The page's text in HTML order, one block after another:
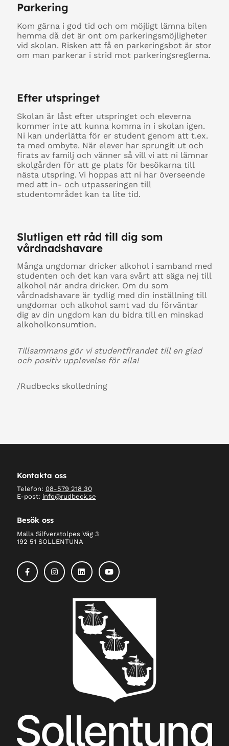
Parkering
Kom gärna i god tid och om möjligt lämna bilen
hemma då det är ont om parkeringsmöjligheter
vid skolan. Risken att få en parkeringsbot är stor
om man parkerar i strid mot parkeringsreglerna.
Efter utspringet
Skolan är låst efter utspringet och eleverna
kommer inte att kunna komma in i skolan igen.
Ni kan underlätta för er student genom att t.ex.
ta med ombyte. När elever har sprungit ut och
firats av familj och vänner så vill vi att ni lämnar
skolgården för att ge plats för besökarna till
nästa utspring. Vi hoppas att ni har överseende
med att in- och utpasseringen till
studentområdet kan ta lite tid.
Slutligen ett råd till dig som
vårdnadshavare
Många ungdomar dricker alkohol i samband med
studenten och det kan vara svårt att säga nej till
alkohol när andra dricker. Om du som
vårdnadshavare är tydlig med din inställning till
ungdomar och alkohol samt vad du förväntar
dig av din ungdom kan du bidra till en minskad
alkoholkonsumtion.
Tillsammans gör vi studentfirandet till en glad
och positiv upplevelse för alla!
/Rudbecks skolledning
Kontakta oss
Telefon: 08-579 218 30
E-post: info@rudbeck.se
Besök oss
Malla Silfverstolpes Väg 3
192 51 SOLLENTUNA